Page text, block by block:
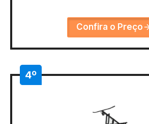
Confira o Preço
4º